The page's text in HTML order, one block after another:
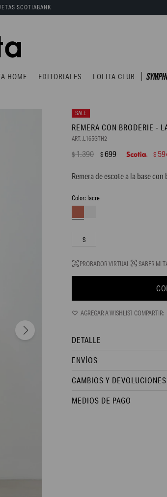
HOME EDITORIALES LOLITA CLUB
SCOTIABANK
REMERA CON BRODERIE -
L165GTH2
$1.390 $699 $
Remera de escote a la base
lacre
S
PROBADOR VIRTUAL SABER MI
DETALLE
ENVÍOS
CAMBIOS Y DEVOLUCIONES
MEDIOS DE PAGO